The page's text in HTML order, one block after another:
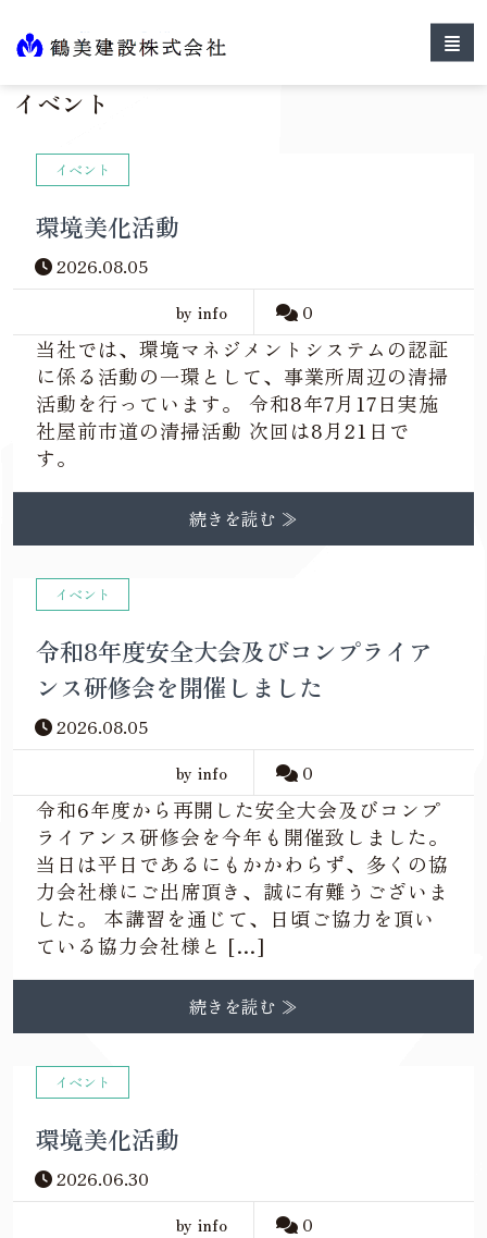
イベント
イベント
環境美化活動
2026.08.05
by info
0
当社では、環境マネジメントシステムの認証
に係る活動の一環として、事業所周辺の清掃
活動を行っています。 令和8年7月17日実施
社屋前市道の清掃活動 次回は8月21日で
す。
続きを読む ≫
イベント
令和8年度安全大会及びコンプライア
ンス研修会を開催しました
2026.08.05
by info
0
令和6年度から再開した安全大会及びコンプ
ライアンス研修会を今年も開催致しました。
当日は平日であるにもかかわらず、多くの協
力会社様にご出席頂き、誠に有難うございま
した。 本講習を通じて、日頃ご協力を頂い
ている協力会社様と […]
続きを読む ≫
イベント
環境美化活動
2026.06.30
by info
0